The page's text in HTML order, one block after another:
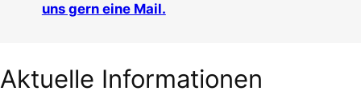
uns gern eine Mail.
Aktuelle Informationen